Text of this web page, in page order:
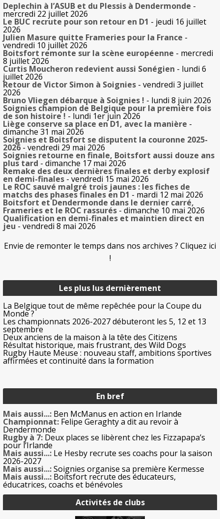
Les plus lus dernièrement
La Belgique tout de même repêchée pour la Coupe du
Monde ?
Les championnats 2026-2027 débuteront les 5, 12 et 13
septembre
Deux anciens de la maison à la tête des Citizens
Résultat historique, mais frustrant, des Wild Dogs
Rugby Haute Meuse : nouveau staff, ambitions sportives
affirmées et continuité dans la formation
Deplechin à l’ASUB et du Plessis à Dendermonde -
mercredi 22 juillet 2026
Le BUC recrute pour son retour en D1 - jeudi 16 juillet
2026
Julien Masure quitte Frameries pour la France -
vendredi 10 juillet 2026
Boitsfort remonte sur la scène européenne - mercredi
8 juillet 2026
Curtis Moucheron redevient aussi Sonégien - lundi 6
juillet 2026
Retour de Victor Simon à Soignies - vendredi 3 juillet
2026
Bruno Vliegen débarque à Soignies ! - lundi 8 juin 2026
Soignies champion de Belgique pour la première fois
de son histoire ! - lundi 1er juin 2026
Liège conserve sa place en D1, avec la manière -
dimanche 31 mai 2026
Soignies et Boitsfort se disputent la couronne 2025-
2026 - vendredi 29 mai 2026
Soignies retourne en finale, Boitsfort aussi douze ans
plus tard - dimanche 17 mai 2026
Remake des deux dernières finales et derby explosif
en demi-finales - vendredi 15 mai 2026
Le ROC sauvé malgré trois jaunes : les fiches de
matchs des phases finales en D1 - mardi 12 mai 2026
Boitsfort et Dendermonde dans le dernier carré,
Frameries et le ROC rassurés - dimanche 10 mai 2026
Qualification en demi-finales et maintien direct en
jeu - vendredi 8 mai 2026
Envie de remonter le temps dans nos archives ? Cliquez ici
!
En bref
Mais aussi...: Ben McManus en action en Irlande
Championnat: Felipe Geraghty a dit au revoir à
Dendermonde
Rugby à 7: Deux places se libèrent chez les Fizzapapa’s
pour l’Irlande
Mais aussi...: Le Hesby recrute ses coachs pour la saison
2026-2027
Mais aussi...:Soignies organise sa première Kermesse
Mais aussi...: Boitsfort recrute des éducateurs,
éducatrices, coachs et bénévoles
Activités de clubs